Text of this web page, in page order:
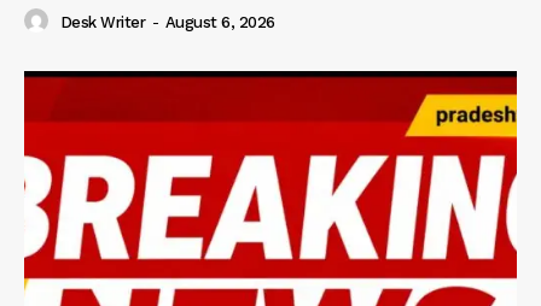
Desk Writer - August 6, 2026